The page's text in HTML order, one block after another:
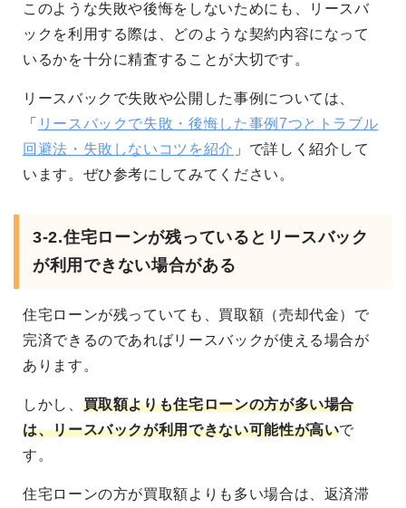
このような失敗や後悔をしないためにも、リースバ
ックを利用する際は、どのような契約内容になって
いるかを十分に精査することが大切です。
リースバックで失敗や公開した事例については、
「 リースバックで失敗・後悔した事例7つとトラブル
回避法・失敗しないコツを紹介 」で詳しく紹介して
います。ぜひ参考にしてみてください。
3-2.住宅ローンが残っているとリースバック
が利用できない場合がある
住宅ローンが残っていても、買取額（売却代金）で
完済できるのであればリースバックが使える場合が
あります。
しかし、 買取額よりも住宅ローンの方が多い場合
は、リースバックが利用できない可能性が高いで
す。
住宅ローンの方が買取額よりも多い場合は、返済滞